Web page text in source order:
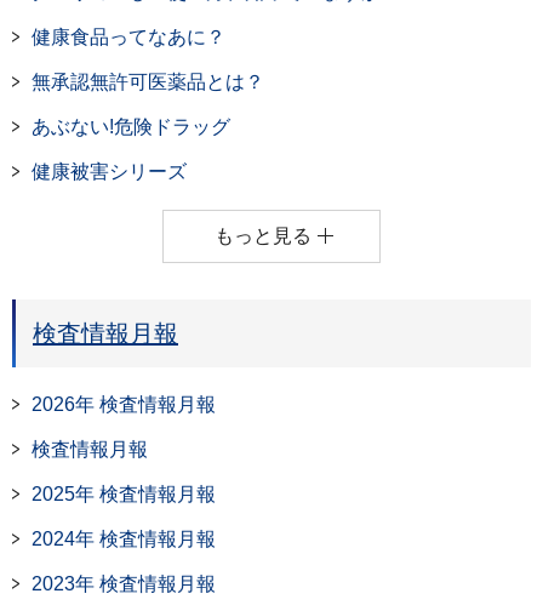
健康食品ってなあに？
無承認無許可医薬品とは？
あぶない!危険ドラッグ
健康被害シリーズ
もっと見る
検査情報月報
2026年 検査情報月報
検査情報月報
2025年 検査情報月報
2024年 検査情報月報
2023年 検査情報月報